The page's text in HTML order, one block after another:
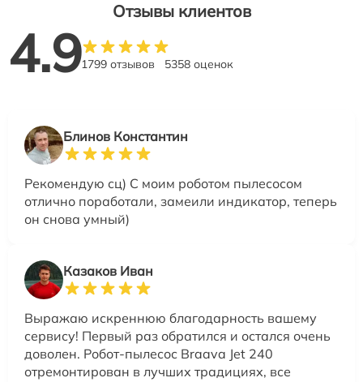
Отзывы клиентов
4.91799 отзывов 5358 оценок
Блинов Константин
Рекомендую сц) С моим роботом пылесосом
отлично поработали, замеили индикатор, теперь
он снова умный)
Казаков Иван
Выражаю искреннюю благодарность вашему
сервису! Первый раз обратился и остался очень
доволен. Робот-пылесос Braava Jet 240
отремонтирован в лучших традициях, все